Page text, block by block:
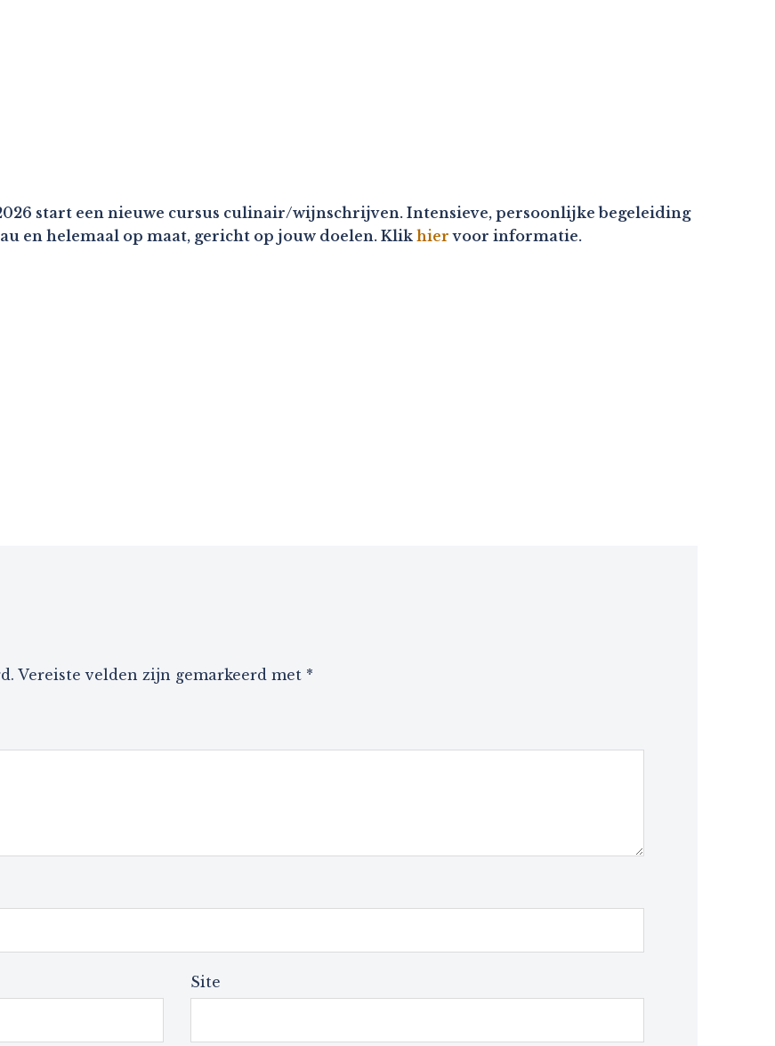
start een nieuwe cursus culinair/wijnschrijven. Intensieve, persoonlijke begeleiding
en helemaal op maat, gericht op jouw doelen. Klik hier voor informatie.
Vereiste velden zijn gemarkeerd met *
Site